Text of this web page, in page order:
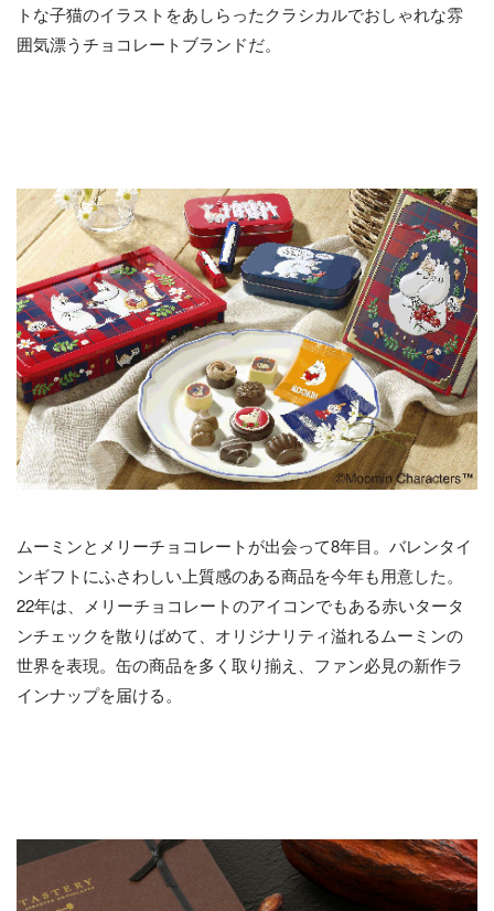
トな子猫のイラストをあしらったクラシカルでおしゃれな雰
囲気漂うチョコレートブランドだ。
ムーミンとメリーチョコレートが出会って8年目。バレンタイ
ンギフトにふさわしい上質感のある商品を今年も用意した。
22年は、メリーチョコレートのアイコンでもある赤いタータ
ンチェックを散りばめて、オリジナリティ溢れるムーミンの
世界を表現。缶の商品を多く取り揃え、ファン必見の新作ラ
インナップを届ける。